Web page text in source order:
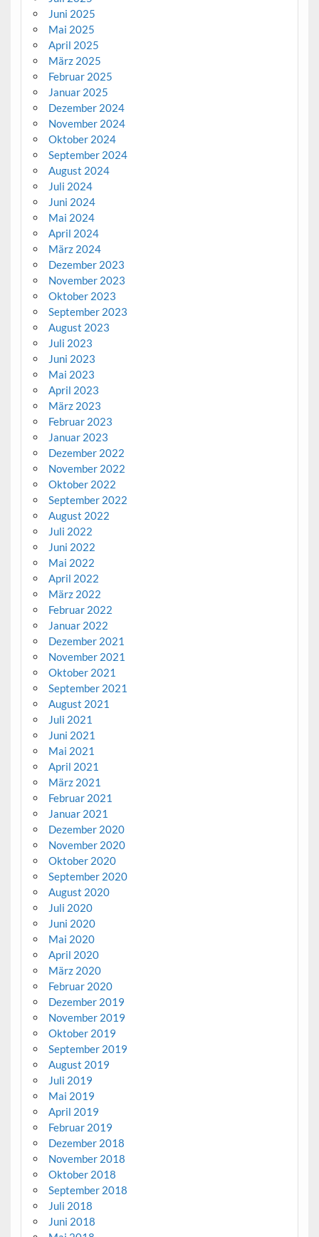
Juni 2025
Mai 2025
April 2025
März 2025
Februar 2025
Januar 2025
Dezember 2024
November 2024
Oktober 2024
September 2024
August 2024
Juli 2024
Juni 2024
Mai 2024
April 2024
März 2024
Dezember 2023
November 2023
Oktober 2023
September 2023
August 2023
Juli 2023
Juni 2023
Mai 2023
April 2023
März 2023
Februar 2023
Januar 2023
Dezember 2022
November 2022
Oktober 2022
September 2022
August 2022
Juli 2022
Juni 2022
Mai 2022
April 2022
März 2022
Februar 2022
Januar 2022
Dezember 2021
November 2021
Oktober 2021
September 2021
August 2021
Juli 2021
Juni 2021
Mai 2021
April 2021
März 2021
Februar 2021
Januar 2021
Dezember 2020
November 2020
Oktober 2020
September 2020
August 2020
Juli 2020
Juni 2020
Mai 2020
April 2020
März 2020
Februar 2020
Dezember 2019
November 2019
Oktober 2019
September 2019
August 2019
Juli 2019
Mai 2019
April 2019
Februar 2019
Dezember 2018
November 2018
Oktober 2018
September 2018
Juli 2018
Juni 2018